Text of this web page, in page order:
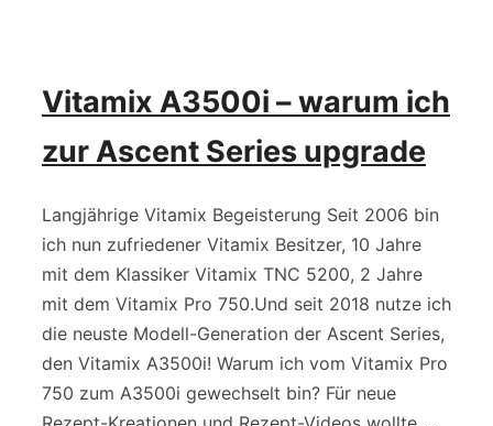
Vitamix A3500i – warum ich
zur Ascent Series upgrade
Langjährige Vitamix Begeisterung Seit 2006 bin
ich nun zufriedener Vitamix Besitzer, 10 Jahre
mit dem Klassiker Vitamix TNC 5200, 2 Jahre
mit dem Vitamix Pro 750.Und seit 2018 nutze ich
die neuste Modell-Generation der Ascent Series,
den Vitamix A3500i! Warum ich vom Vitamix Pro
750 zum A3500i gewechselt bin? Für neue